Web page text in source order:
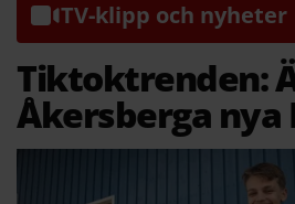
TV-klipp och nyheter
Tiktoktrenden:
Åkersberga nya